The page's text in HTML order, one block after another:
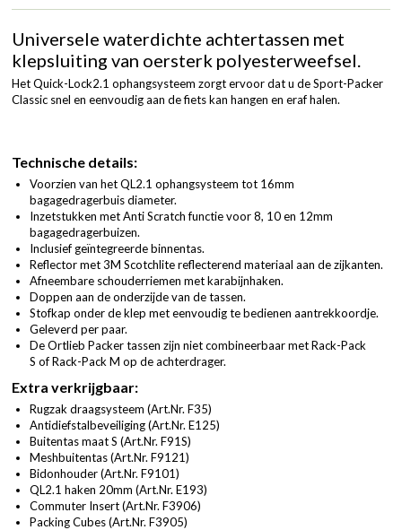
Universele waterdichte achtertassen met
klepsluiting van oersterk polyesterweefsel.
Het Quick-Lock2.1 ophangsysteem zorgt ervoor dat u de Sport-Packer
Classic snel en eenvoudig aan de fiets kan hangen en eraf halen.
Technische details:
Voorzien van het QL2.1 ophangsysteem tot 16mm
bagagedragerbuis diameter.
Inzetstukken met Anti Scratch functie voor 8, 10 en 12mm
bagagedragerbuizen.
Inclusief geïntegreerde binnentas.
Reflector met 3M Scotchlite reflecterend materiaal aan de zijkanten.
Afneembare schouderriemen met karabijnhaken.
Doppen aan de onderzijde van de tassen.
Stofkap onder de klep met eenvoudig te bedienen aantrekkoordje.
Geleverd per paar.
De Ortlieb Packer tassen zijn niet combineerbaar met Rack-Pack
S of Rack-Pack M op de achterdrager.
Extra verkrijgbaar:
Rugzak draagsysteem (Art.Nr. F35)
Antidiefstalbeveiliging (Art.Nr. E125)
Buitentas maat S (Art.Nr. F91S)
Meshbuitentas (Art.Nr. F9121)
Bidonhouder (Art.Nr. F9101)
QL2.1 haken 20mm (Art.Nr. E193)
Commuter Insert (Art.Nr. F3906)
Packing Cubes (Art.Nr. F3905)